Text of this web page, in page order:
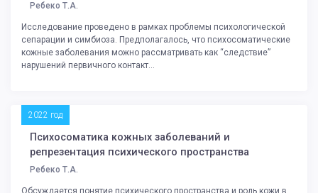
Ребеко Т.А.
Исследование проведено в рамках проблемы психологической
сепарации и симбиоза. Предполагалось, что психосоматические
кожные заболевания можно рассматривать как “следствие”
нарушений первичного контакт...
2022 год
Психосоматика кожных заболеваний и
репрезентация психического пространства
Ребеко Т.А.
Обсуждается понятие психического пространства и роль кожи в